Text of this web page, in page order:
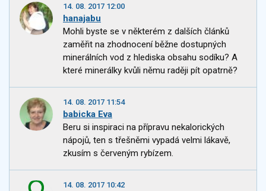
14. 08. 2017 12:00
hanajabu
Mohli byste se v některém z dalších článků
zaměřit na zhodnocení běžne dostupných
minerálních vod z hlediska obsahu sodíku? A
které minerálky kvůli němu raději pít opatrně?
14. 08. 2017 11:54
babicka Eva
Beru si inspiraci na přípravu nekalorických
nápojů, ten s třešněmi vypadá velmi lákavě,
zkusím s červeným rybízem.
14. 08. 2017 10:42